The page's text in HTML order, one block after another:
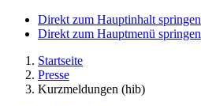
Direkt zum Hauptinhalt springen
Direkt zum Hauptmenü springen
Startseite
Presse
Kurzmeldungen (hib)